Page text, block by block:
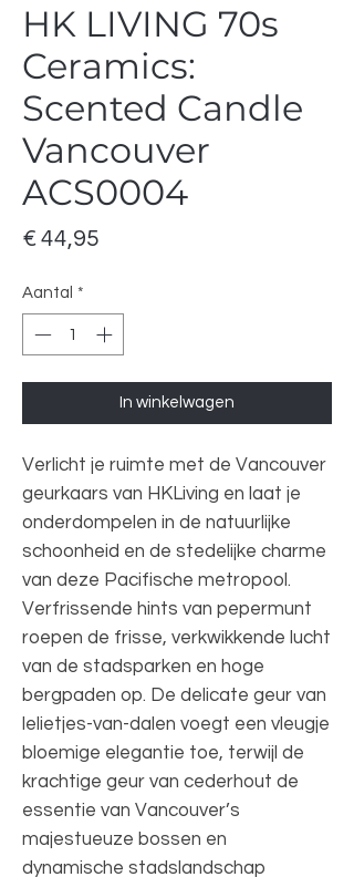
HK LIVING 70s
Ceramics:
Scented Candle
Vancouver
ACS0004
€ 44,95
Aantal *
In winkelwagen
Verlicht je ruimte met de Vancouver
geurkaars van HKLiving en laat je
onderdompelen in de natuurlijke
schoonheid en de stedelijke charme
van deze Pacifische metropool.
Verfrissende hints van pepermunt
roepen de frisse, verkwikkende lucht
van de stadsparken en hoge
bergpaden op. De delicate geur van
lelietjes-van-dalen voegt een vleugje
bloemige elegantie toe, terwijl de
krachtige geur van cederhout de
essentie van Vancouver’s
majestueuze bossen en
dynamische stadslandschap